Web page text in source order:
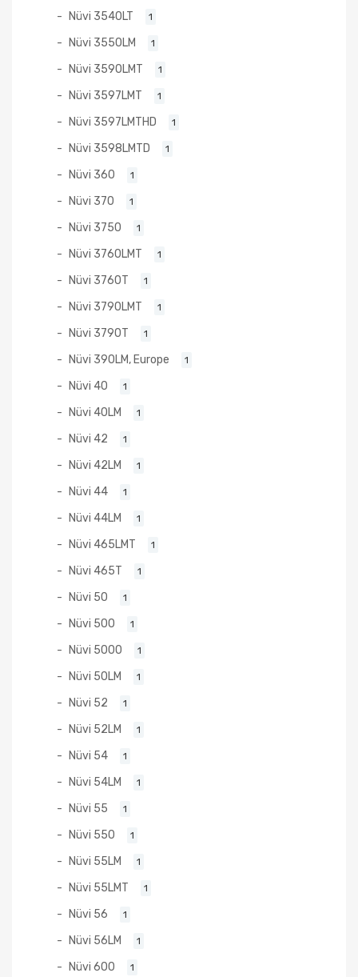
Nüvi 3540LT 1
Nüvi 3550LM 1
Nüvi 3590LMT 1
Nüvi 3597LMT 1
Nüvi 3597LMTHD 1
Nüvi 3598LMTD 1
Nüvi 360 1
Nüvi 370 1
Nüvi 3750 1
Nüvi 3760LMT 1
Nüvi 3760T 1
Nüvi 3790LMT 1
Nüvi 3790T 1
Nüvi 390LM, Europe 1
Nüvi 40 1
Nüvi 40LM 1
Nüvi 42 1
Nüvi 42LM 1
Nüvi 44 1
Nüvi 44LM 1
Nüvi 465LMT 1
Nüvi 465T 1
Nüvi 50 1
Nüvi 500 1
Nüvi 5000 1
Nüvi 50LM 1
Nüvi 52 1
Nüvi 52LM 1
Nüvi 54 1
Nüvi 54LM 1
Nüvi 55 1
Nüvi 550 1
Nüvi 55LM 1
Nüvi 55LMT 1
Nüvi 56 1
Nüvi 56LM 1
Nüvi 600 1